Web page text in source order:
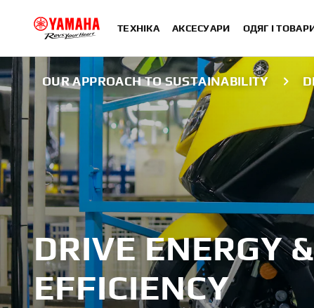
ТЕХНІКА АКСЕСУАРИ ОДЯГ І
OUR APPROACH TO SUSTAINABILITY
DRIVE ENERGY
EFFICIENCY